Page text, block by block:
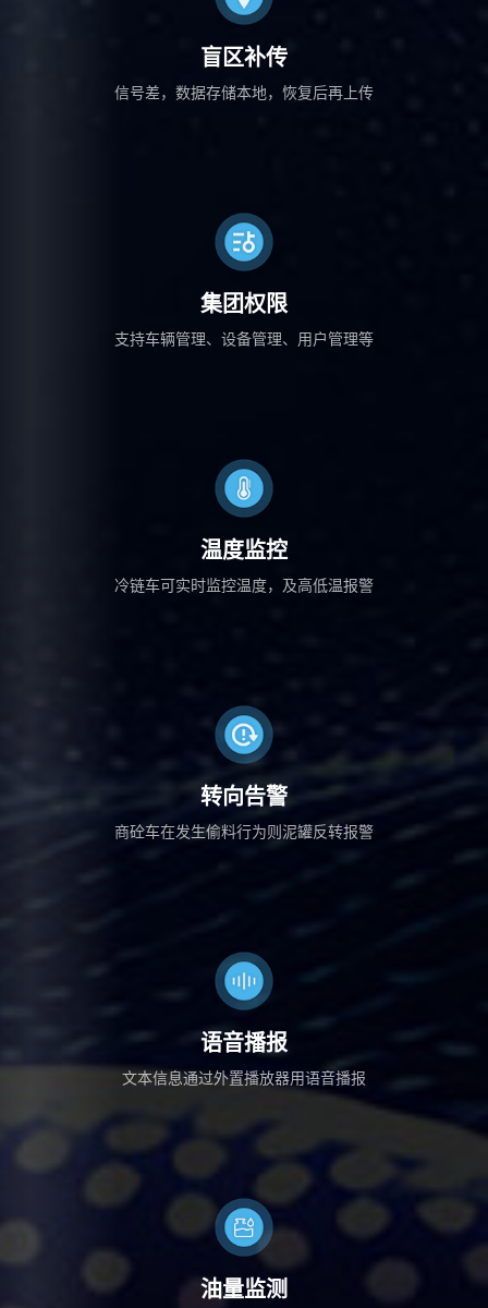
盲区补传
信号差，数据存储本地，恢复后再上传
集团权限
支持车辆管理、设备管理、用户管理等
温度监控
冷链车可实时监控温度，及高低温报警
转向告警
商砼车在发生偷料行为则泥罐反转报警
语音播报
文本信息通过外置播放器用语音播报
油量监测